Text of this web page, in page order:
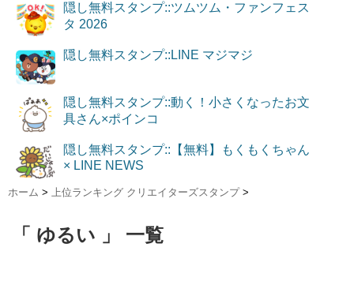
隠し無料スタンプ::ツムツム・ファンフェス
タ 2026
隠し無料スタンプ::LINE マジマジ
隠し無料スタンプ::動く！小さくなったお文
具さん×ポインコ
隠し無料スタンプ::【無料】もくもくちゃん
× LINE NEWS
ホーム > 上位ランキング クリエイターズスタンプ >
「 ゆるい 」 一覧